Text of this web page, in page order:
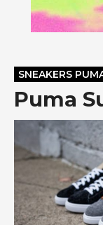
SNEAKERS
Puma